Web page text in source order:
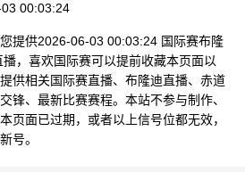
03 00:03:24
您提供2026-06-03 00:03:24 国际赛布隆
，喜欢国际赛可以提前收藏本页面以
供相关国际赛直播、布隆迪直播、赤道
锋、最新比赛赛程。本站不参与制作、
页面已过期，或者以上信号位都无效，
号。